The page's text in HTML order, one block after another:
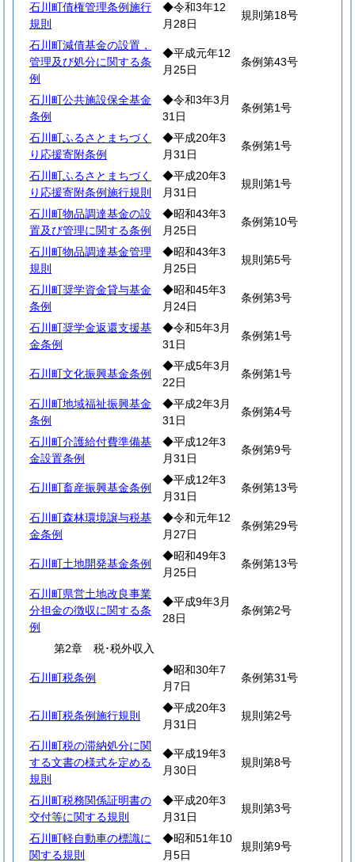
石川町債権管理条例施行
規則
◆令和3年12
月28日
規則第18号
石川町減債基金の設置，
管理及び処分に関する条
例
◆平成元年12
月25日
条例第43号
石川町公共施設保全基金
条例
◆令和3年3月
31日
条例第1号
石川町ふるさとまちづく
り応援寄附条例
◆平成20年3
月31日
条例第1号
石川町ふるさとまちづく
り応援寄附条例施行規則
◆平成20年3
月31日
規則第1号
石川町物品調達基金の設
置及び管理に関する条例
◆昭和43年3
月25日
条例第10号
石川町物品調達基金管理
規則
◆昭和43年3
月25日
規則第5号
石川町奨学資金貸与基金
条例
◆昭和45年3
月24日
条例第3号
石川町奨学金返還支援基
金条例
◆令和5年3月
31日
条例第1号
石川町文化振興基金条例
◆平成5年3月
22日
条例第1号
石川町地域福祉振興基金
条例
◆平成2年3月
31日
条例第4号
石川町介護給付費準備基
金設置条例
◆平成12年3
月31日
条例第9号
石川町畜産振興基金条例
◆平成12年3
月31日
条例第13号
石川町森林環境譲与税基
金条例
◆令和元年12
月27日
条例第29号
石川町土地開発基金条例
◆昭和49年3
月25日
条例第13号
石川町県営土地改良事業
分担金の徴収に関する条
例
◆平成9年3月
28日
条例第2号
第2章 税･税外収入
石川町税条例
◆昭和30年7
月7日
条例第31号
石川町税条例施行規則
◆平成20年3
月31日
規則第2号
石川町税の滞納処分に関
する文書の様式を定める
規則
◆平成19年3
月30日
規則第8号
石川町税務関係証明書の
交付等に関する規則
◆平成20年3
月31日
規則第3号
石川町軽自動車の標識に
関する規則
◆昭和51年10
月5日
規則第9号